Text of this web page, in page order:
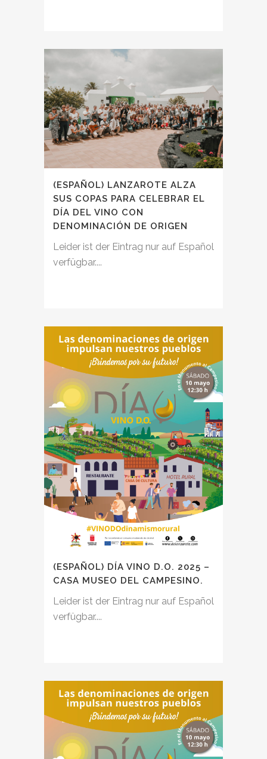
(ESPAÑOL) LANZAROTE ALZA
SUS COPAS PARA CELEBRAR EL
DÍA DEL VINO CON
DENOMINACIÓN DE ORIGEN
Leider ist der Eintrag nur auf Español
verfügbar....
(ESPAÑOL) DÍA VINO D.O. 2025 –
CASA MUSEO DEL CAMPESINO.
Leider ist der Eintrag nur auf Español
verfügbar....